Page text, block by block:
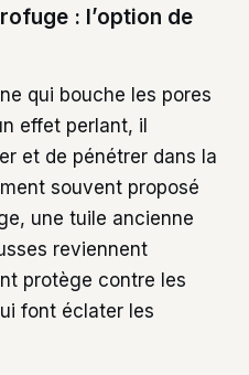
: l’option de
qui bouche les pores
effet perlant, il
et de pénétrer dans la
souvent proposé
une tuile ancienne
reviennent
protège contre les
font éclater les